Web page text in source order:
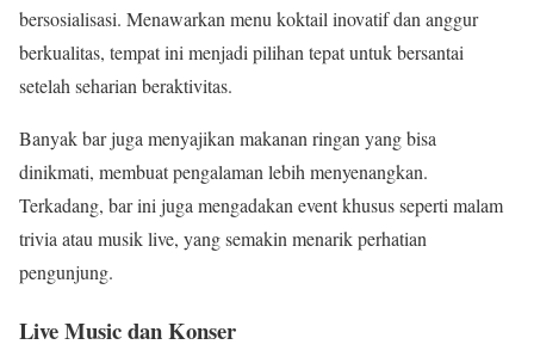
bersosialisasi. Menawarkan menu koktail inovatif dan anggur
berkualitas, tempat ini menjadi pilihan tepat untuk bersantai
setelah seharian beraktivitas.
Banyak bar juga menyajikan makanan ringan yang bisa
dinikmati, membuat pengalaman lebih menyenangkan.
Terkadang, bar ini juga mengadakan event khusus seperti malam
trivia atau musik live, yang semakin menarik perhatian
pengunjung.
Live Music dan Konser